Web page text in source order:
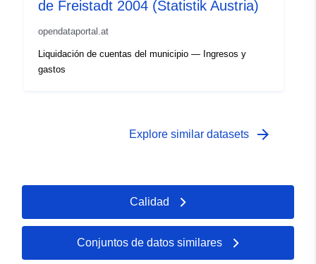
de Freistadt 2004 (Statistik Austria)
opendataportal.at
Liquidación de cuentas del municipio — Ingresos y
gastos
Explore similar datasets arrow_forward
Calidad
Conjuntos de datos similares